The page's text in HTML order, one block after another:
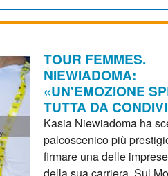
TOUR FEMMES.
NIEWIADOMA:
«UN'EMOZIONE
TUTTA DA
Kasia Niewiadoma ha
palcoscenico più
firmare una delle